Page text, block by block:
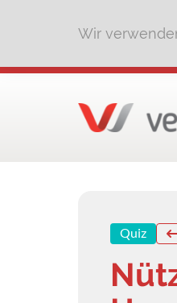
Wir
Quiz